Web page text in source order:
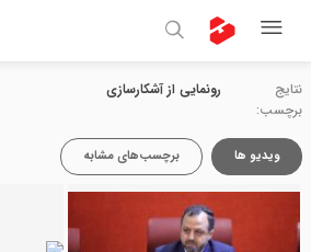
نتایج
برچسب:
رونمایی از آشکارسازی
ویدیو ها برچسب‌های مشابه